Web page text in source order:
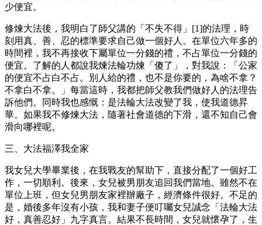
少便宜。
修煉大法後，我明白了師父講的「不失不得」[1]的法理，時
刻用真、善、忍的標準要求自己做一個好人。在單位六年多的
時間裡，我不再接收下屬單位一分錢的禮，不占單位一分錢的
便宜。了解的人都說我煉法輪功煉「傻了」，對我說：「公家
的便宜不占白不占。別人給的禮，也不是你要的，為啥不拿？
不拿白不拿。」每當這時，我都把師父教我們做好人的法理告
訴他們。同時我也感慨：是法輪大法改變了我，使我道德昇
華。如果我不修煉大法，隨著社會道德的下滑，還不知自己會
滑向哪裡呢。
三、大法福澤我全家
我女兒大學畢業後，在我戰友的幫助下，直接分配了一個好工
作，一切順利。後來，女兒被男朋友追回我們當地。雖然不在
單位上班，但女兒男朋友家裡辦廠子，經濟條件很好。不足的
是，婚後多年沒有小孩，我和妻子便叮囑女兒誠念「法輪大法
好，真善忍好」九字真言。結果不長時間，女兒就懷孕了，生